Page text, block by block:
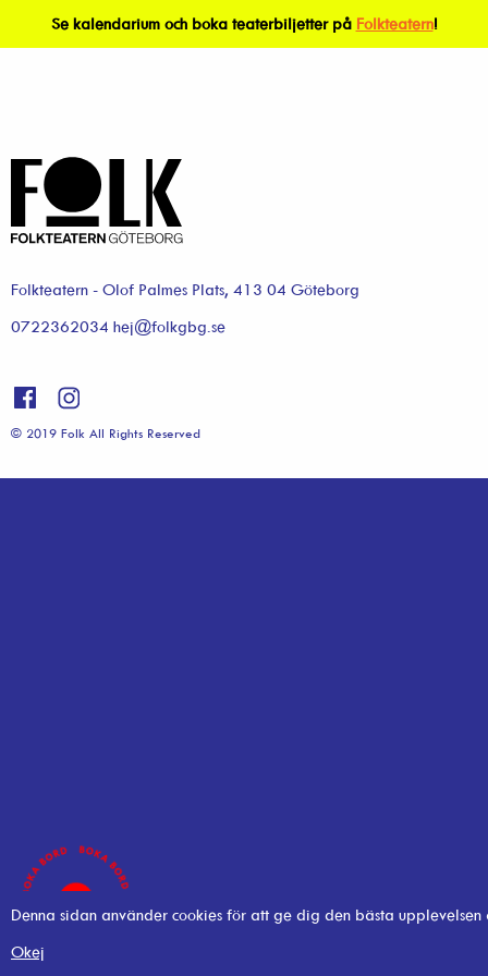
Se kalendarium och boka teaterbiljetter på Folkteatern!
Folkteatern - Olof Palmes Plats, 413 04 Göteborg
0722362034 hej@folkgbg.se
© 2019 Folk All Rights Reserved
Denna sidan använder cookies för att ge dig den bästa
Okej